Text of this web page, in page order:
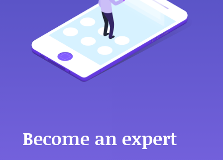
Become an expert